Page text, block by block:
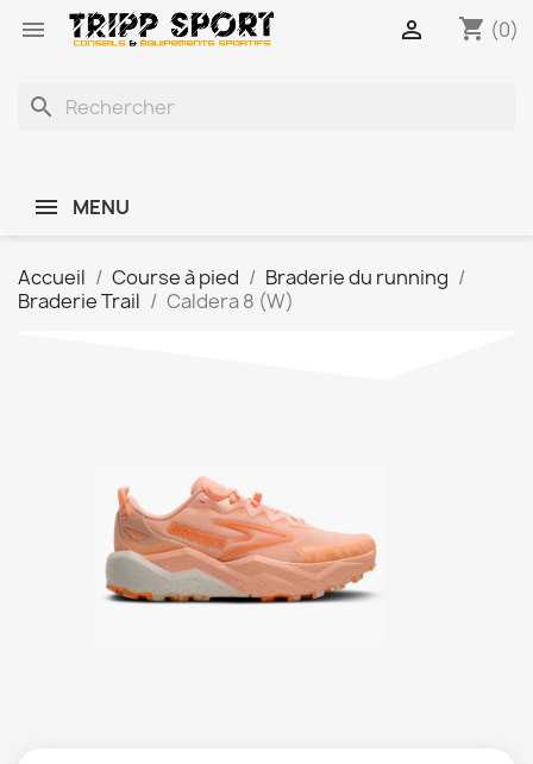
 shopping_cart (0)

search
MENU
Accueil Course à pied
Braderie du running
Braderie Trail
Caldera 8 (W)